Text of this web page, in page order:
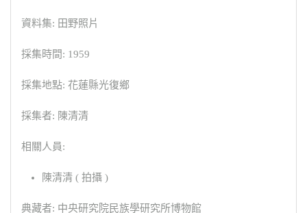
資料集: 田野照片
採集時間: 1959
採集地點: 花蓮縣光復鄉
採集者: 陳清清
相關人員:
陳清清 ( 拍攝 )
典藏者: 中央研究院民族學研究所博物館